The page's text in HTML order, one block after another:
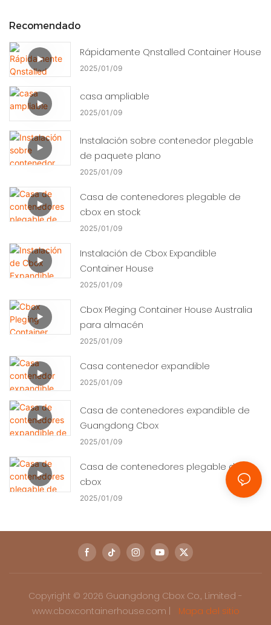
Recomendado
Rápidamente Qnstalled Container House
2025 01 09
casa ampliable
2025 01 09
Instalación sobre contenedor plegable
de paquete plano
2025 01 09
Casa de contenedores plegable de
cbox en stock
2025 01 09
Instalación de Cbox Expandible
Container House
2025 01 09
Cbox Pleging Container House Australia
para almacén
2025 01 09
Casa contenedor expandible
2025 01 09
Casa de contenedores expandible de
Guangdong Cbox
2025 01 09
Casa de contenedores plegable de
cbox
2025 01 09
Copyright © 2026 Guangdong Cbox Co., Limited -
www.cboxcontainerhouse.com |
Mapa del sitio